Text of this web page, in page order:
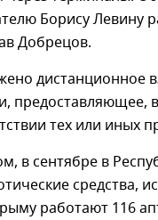
Борису Левину
Добрецов.
дистанционное
предоставляющее,
тех или иных
в сентябре в
средства,
работают 116